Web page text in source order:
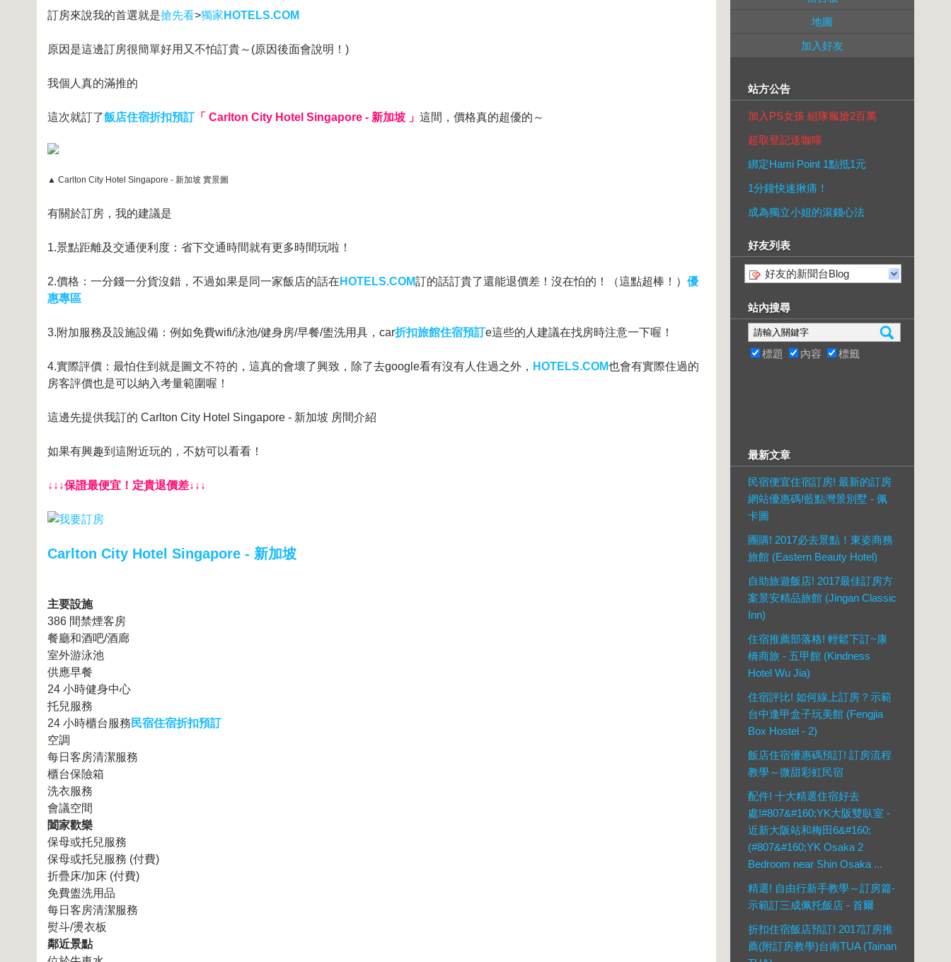
訂房來說我的首選就是搶先看>獨家 HOTELS.COM
原因是這邊訂房很簡單好用又不怕訂貴～(原因後面會說明！)
我個人真的滿推的
這次就訂了飯店住宿折扣預訂「 Carlton City Hotel Singapore - 新加坡 」 這間，價格真的超優的～
▲ Carlton City Hotel Singapore - 新加坡 實景圖
有關於訂房，我的建議是
1.景點距離及交通便利度：省下交通時間就有更多時間玩啦！
2.價格：一分錢一分貨沒錯，不過如果是同一家飯店的話在 HOTELS.COM訂的話訂貴了還能退價差！沒在怕的！（這點超棒！） 優
惠專區
3.附加服務及設施設備：例如免費wifi/泳池/健身房/早餐/盥洗用具，car折扣旅館住宿預訂e這些的人建議在找房時注意一下喔！
4.實際評價：最怕住到就是圖文不符的，這真的會壞了興致，除了去google看有沒有人住過之外， HOTELS.COM也會有實際住過的
房客評價也是可以納入考量範圍喔！
這邊先提供我訂的 Carlton City Hotel Singapore - 新加坡 房間介紹
如果有興趣到這附近玩的，不妨可以看看！
↓↓↓保證最便宜！定貴退價差↓↓↓
Carlton City Hotel Singapore - 新加坡
主要設施
386 間禁煙客房
餐廳和酒吧/酒廊
室外游泳池
供應早餐
24 小時健身中心
托兒服務
24 小時櫃台服務 民宿住宿折扣預訂
空調
每日客房清潔服務
櫃台保險箱
洗衣服務
會議空間
闔家歡樂
保母或托兒服務
保母或托兒服務 (付費)
折疊床/加床 (付費)
免費盥洗用品
每日客房清潔服務
熨斗/燙衣板
鄰近景點
地圖
加入好友
站方公告
加入PS女孩 組隊瘋搶2百萬
超取登記送咖啡
綁定Hami Point 1點抵1元
1分鐘快速揪痛！
成為獨立小姐的滾錢心法
好友列表
好友的新聞台Blog
站內搜尋
標題 內容 標籤
最新文章
民宿便宜住宿訂房! 最新的訂房
網站優惠碼!藍點灣景別墅 - 佩
卡圖
團購! 2017必去景點！東姿商務
旅館 (Eastern Beauty Hotel)
自助旅遊飯店! 2017最佳訂房方
案景安精品旅館 (Jingan Classic
Inn)
住宿推薦部落格! 輕鬆下訂~康
橋商旅 - 五甲館 (Kindness
Hotel Wu Jia)
住宿評比! 如何線上訂房？示範
台中逢甲盒子玩美館 (Fengjia
Box Hostel - 2)
飯店住宿優惠碼預訂! 訂房流程
教學～微甜彩虹民宿
配件! 十大精選住宿好去
處!#807&#160;YK大阪雙臥室 -
近新大阪站和梅田6&#160;
(#807&#160;YK Osaka 2
Bedroom near Shin Osaka ...
精選! 自由行新手教學～訂房篇-
示範訂三成佩托飯店 - 首爾
折扣住宿飯店預訂! 2017訂房推
薦(附訂房教學)台南TUA (Tainan